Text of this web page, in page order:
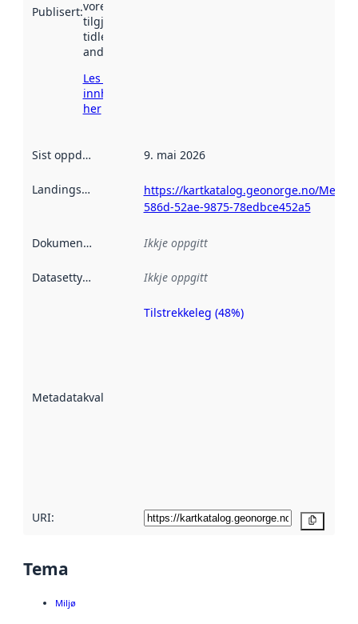
Publisert:vore
tilgjengeleg
tidlegare
andre stader.
Les meir om
innhenting
her
Sist oppdatert 9. mai 2026
Landingsside
https://kartkatalog.geonorge.no/
586d-52ae-9875-78edbce452a5
Dokumentasjon Ikkje oppgitt
Datasettype Ikkje oppgitt
Metadatakvalitet
Metadatakvalitet
Tilstrekkeleg (48%)
URI:
Tema
Miljø